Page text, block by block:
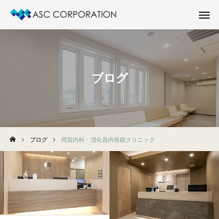
ブログ
ブログ 用賀内科・消化器内視鏡クリニック
お問い合わせ 電話相談
施工実績
会社案内
お問い合わせ